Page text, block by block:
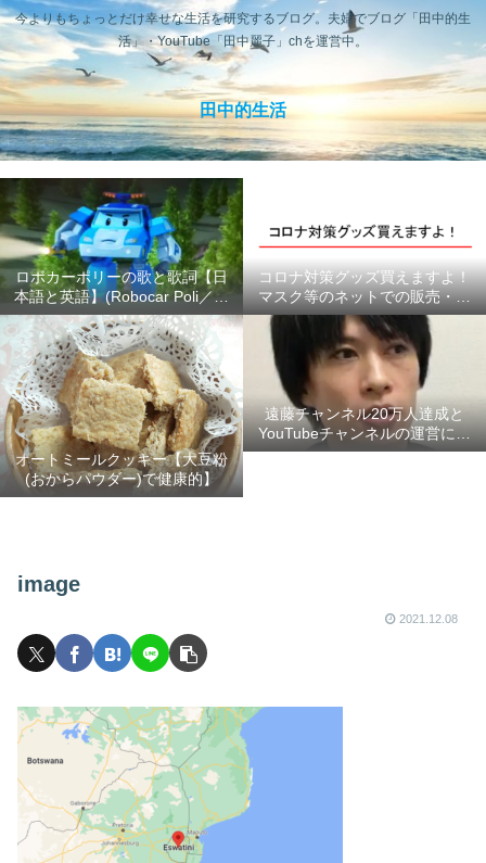
今よりもちょっとだけ幸せな生活を研究するブログ。夫婦でブログ「田中的生
活」・YouTube「田中麗子」chを運営中。
田中的生活
ロボカーポリーの歌と歌詞【日
本語と英語】(Robocar Poli／ロ
ボカーポリス)
コロナ対策グッズ買えますよ！
マスク等のネットでの販売・供
給状況のまとめ #ここにあるよ
ー
オートミールクッキー【大豆粉
(おからパウダー)で健康的】
遠藤チャンネル20万人達成と
YouTubeチャンネルの運営につ
いて【2020年6月】
image
2021.12.08